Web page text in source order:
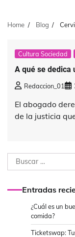
Home Blog
Cultura Sociedad
A qué se dedica
Redaccion_01
El abogado
de la justicia
Buscar:
Entradas
¿Cuál es un
comida?
Ticketswap: